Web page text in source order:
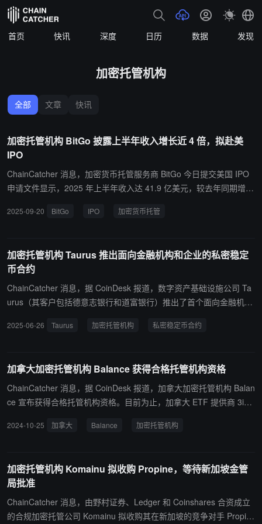
首页 快讯 深度 日历 数据 发现
加密托管机构
全部 文章 快讯
加密托管机构 BitGo 披露上半年收入增长近 4 倍，拟赴美
IPO
ChainCatcher 消息，加密货币托管服务商 BitGo 今日提交美国 IPO
申请文件显示，2025 年上半年收入达 41.9 亿美元，较去年同期增长
集团担任主要承销商。BitGo 作为美国最大加密托管公司之一，在 20
2025-09-20 BitGo IPO 加密货币托管
加密托管机构 Taurus 推出面向金融机构和企业的私密稳定
币合约
ChainCatcher 消息，据 CoinDesk 报道，数字资产基础设施公司 Ta
urus（其客户包括德意志银行和道富银行）推出了首个面向金融机构
望态度的用户的顾虑。 该合约构建于注重隐私的以太坊二层网络 Azt
制及审计日志等功能。
2025-06-26 Taurus 加密托管机构 私密稳定币合约
加拿大加密托管机构 Balance 获得合格托管机构资格
ChainCatcher 消息，据 CoinDesk 报道，加拿大加密托管机构 Balan
ce 宣布获得合格托管机构资格。目前为止，加拿大 ETF 提供商 3i
inbase 和 Gemini 等公司在美国的分托管安排下持有。 Balance 首席
更容易地在加拿大投资更多 ETF 和共同基金。”
2024-10-25 加拿大 Balance 加密托管机构
加密托管机构 Komainu 拟收购 Propine，等待新加坡金管
局批准
ChainCatcher 消息，由野村证券、Ledger 和 Coinshares 合资成立
的合规加密托管公司 Komainu 拟收购其在新加坡的竞争对手 Propin